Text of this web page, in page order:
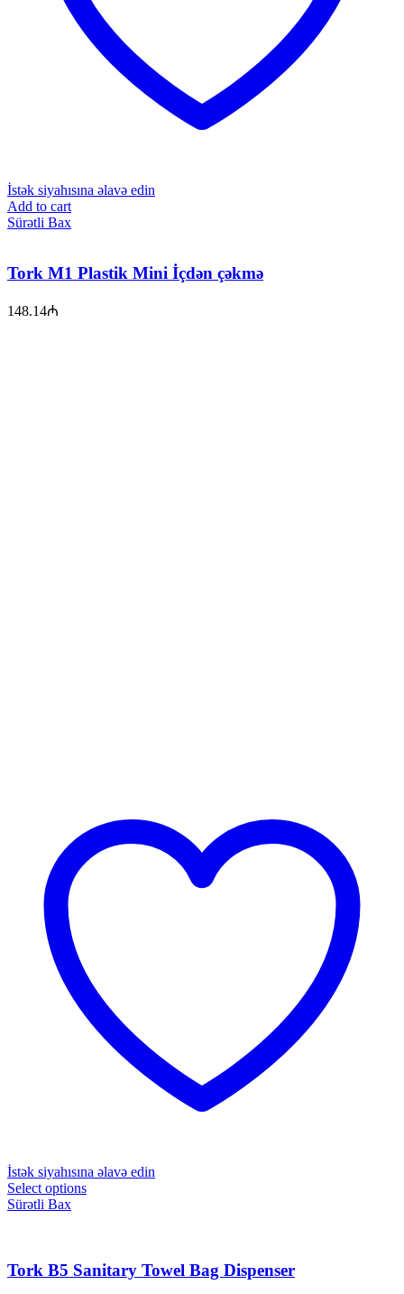
İstək siyahısına əlavə edin
Add to cart
Sürətli Bax
Tork M1 Plastik Mini İçdən çəkmə
148.14₼
İstək siyahısına əlavə edin
Select options
Sürətli Bax
Tork B5 Sanitary Towel Bag Dispenser